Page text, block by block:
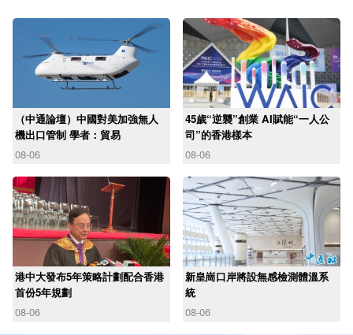
（中通論壇）中國對美加強無人
機出口管制 學者：貿易
08-06
45歲“逆襲”創業 AI賦能“一人公
司”的香港樣本
08-06
港中大發布5年策略計劃配合香港
首份5年規劃
08-06
新皇崗口岸將設無感檢測體溫系
統
08-06